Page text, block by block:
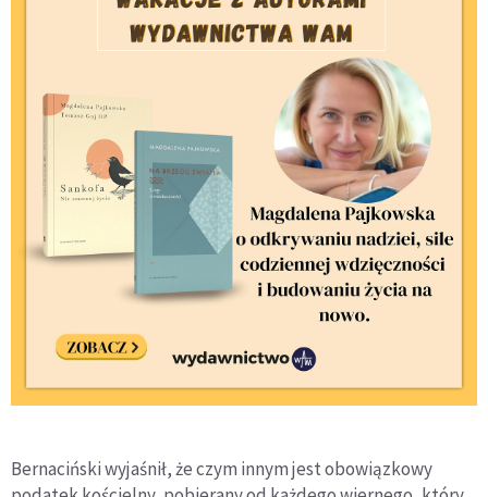
Bernaciński wyjaśnił, że czym innym jest obowiązkowy